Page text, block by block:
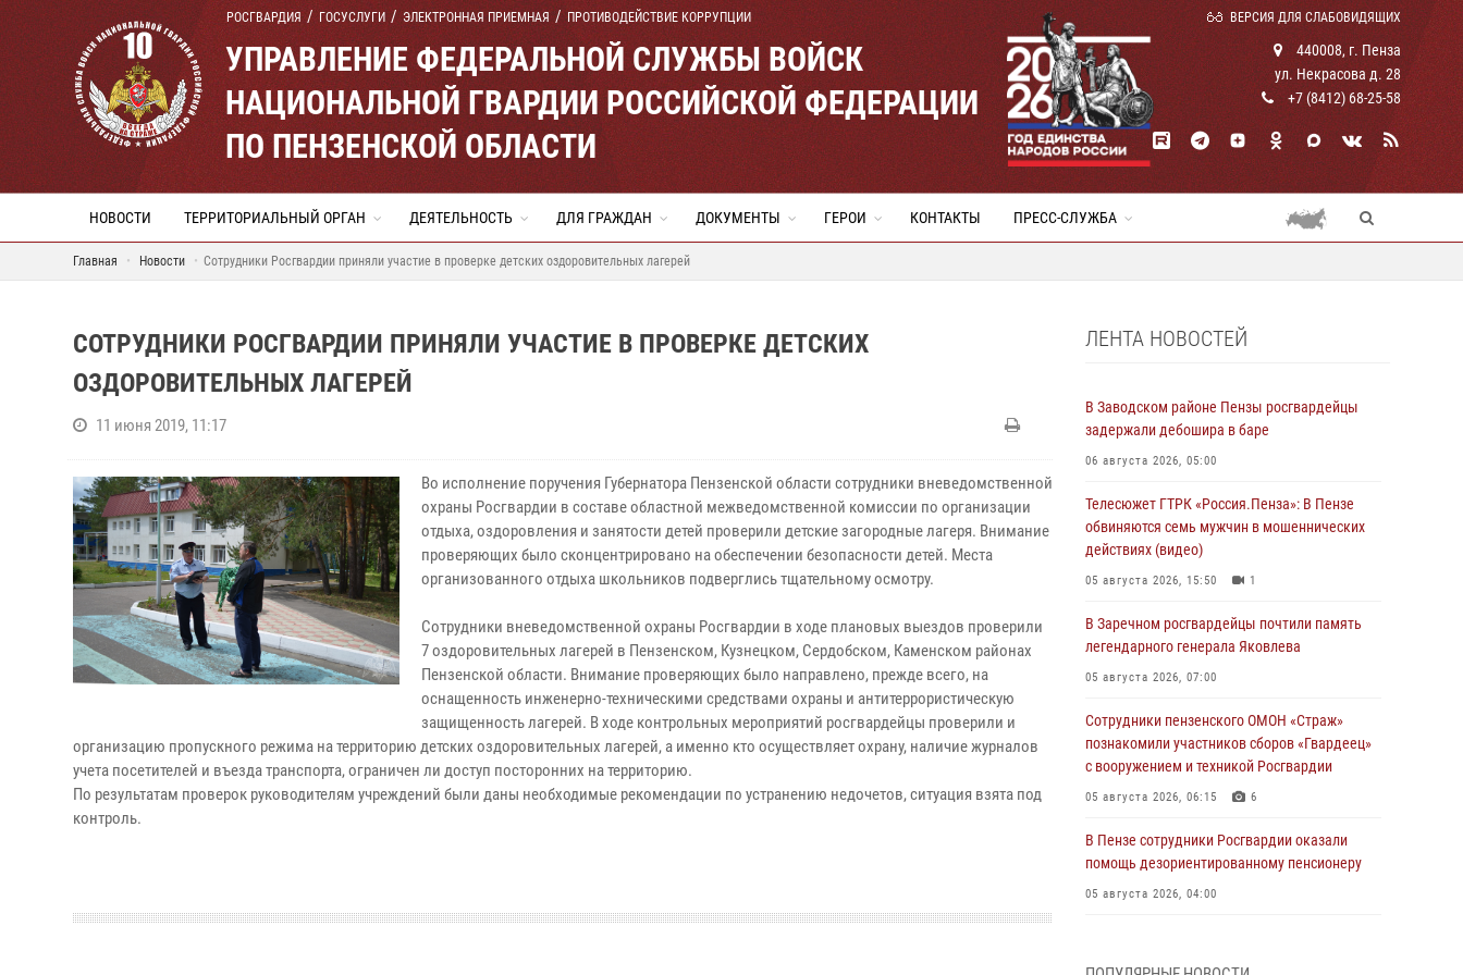
РОСГВАРДИЯ ГОСУСЛУГИ ЭЛЕКТРОННАЯ ПРИЕМНАЯ ПРОТИВОДЕЙСТВИЕ КОРРУПЦИИ ВЕРСИЯ ДЛЯ СЛАБОВИДЯЩИХ
УПРАВЛЕНИЕ ФЕДЕРАЛЬНОЙ СЛУЖБЫ ВОЙСК
НАЦИОНАЛЬНОЙ ГВАРДИИ РОССИЙСКОЙ ФЕДЕРАЦИИ
ПО ПЕНЗЕНСКОЙ ОБЛАСТИ
440008, г. Пенза
ул. Некрасова д. 28
+7 (8412) 68-25-58
НОВОСТИ ТЕРРИТОРИАЛЬНЫЙ ОРГАН ДЕЯТЕЛЬНОСТЬ ДЛЯ ГРАЖДАН ДОКУМЕНТЫ ГЕРОИ КОНТАКТЫ ПРЕСС-СЛУЖБА
Главная Новости Сотрудники Росгвардии приняли участие в проверке детских оздоровительных лагерей
СОТРУДНИКИ РОСГВАРДИИ ПРИНЯЛИ УЧАСТИЕ В ПРОВЕРКЕ ДЕТСКИХ
ОЗДОРОВИТЕЛЬНЫХ ЛАГЕРЕЙ
11 июня 2019, 11:17
Во исполнение поручения Губернатора Пензенской области сотрудники вневедомственной
охраны Росгвардии в составе областной межведомственной комиссии по организации
отдыха, оздоровления и занятости детей проверили детские загородные лагеря. Внимание
проверяющих было сконцентрировано на обеспечении безопасности детей. Места
организованного отдыха школьников подверглись тщательному осмотру.
Сотрудники вневедомственной охраны Росгвардии в ходе плановых выездов проверили
7 оздоровительных лагерей в Пензенском, Кузнецком, Сердобском, Каменском районах
Пензенской области. Внимание проверяющих было направлено, прежде всего, на
оснащенность инженерно-техническими средствами охраны и антитеррористическую
защищенность лагерей. В ходе контрольных мероприятий росгвардейцы проверили и
организацию пропускного режима на территорию детских оздоровительных лагерей, а именно кто осуществляет охрану, наличие журналов
учета посетителей и въезда транспорта, ограничен ли доступ посторонних на территорию.
По результатам проверок руководителям учреждений были даны необходимые рекомендации по устранению недочетов, ситуация взята под
контроль.
ЛЕНТА НОВОСТЕЙ
В Заводском районе Пензы росгвардейцы
задержали дебошира в баре
06 августа 2026, 05:00
Телесюжет ГТРК «Россия.Пенза»: В Пензе
обвиняются семь мужчин в мошеннических
действиях (видео)
05 августа 2026, 15:50 1
В Заречном росгвардейцы почтили память
легендарного генерала Яковлева
05 августа 2026, 07:00
Сотрудники пензенского ОМОН «Страж»
познакомили участников сборов «Гвардеец»
с вооружением и техникой Росгвардии
05 августа 2026, 06:15 6
В Пензе сотрудники Росгвардии оказали
помощь дезориентированному пенсионеру
05 августа 2026, 04:00